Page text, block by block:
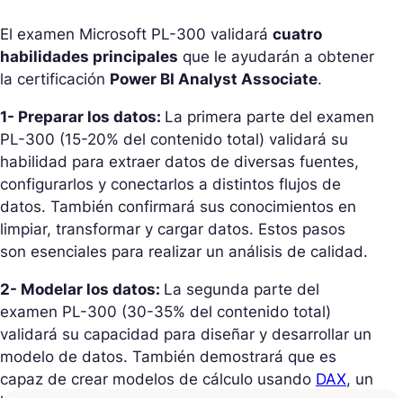
El examen Microsoft PL-300 validará cuatro
habilidades principales que le ayudarán a obtener
la certificación Power BI Analyst Associate.
1- Preparar los datos: La primera parte del examen
PL-300 (15-20% del contenido total) validará su
habilidad para extraer datos de diversas fuentes,
configurarlos y conectarlos a distintos flujos de
datos. También confirmará sus conocimientos en
limpiar, transformar y cargar datos. Estos pasos
son esenciales para realizar un análisis de calidad.
2- Modelar los datos: La segunda parte del
examen PL-300 (30-35% del contenido total)
validará su capacidad para diseñar y desarrollar un
modelo de datos. También demostrará que es
capaz de crear modelos de cálculo usando DAX, un